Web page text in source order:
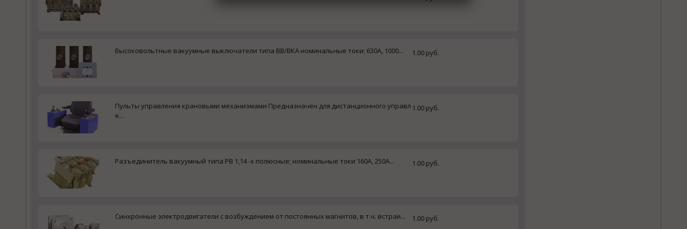
Высоковольтные вакуумные выключатели типа ВВ/ВКА номинальные токи: 630А, 1000... 1.00 руб.
Пульты управления крановыми механизмами Предназначен для дистанционного управл
е...
1.00 руб.
Разъединитель вакуумный типа РВ 1,14 -х полюсные; номинальные токи 160А, 250А... 1.00 руб.
Синхронные электродвигатели с возбуждением от постоянных магнитов, в т.ч. встраи... 1.00 руб.